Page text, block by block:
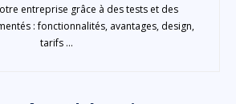
entreprise grâce à des tests et des
: fonctionnalités, avantages, design,
tarifs ...